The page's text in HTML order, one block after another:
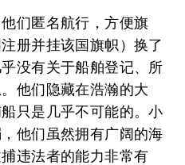
们匿名航行，方便旗
册并挂该国旗帜）换了
没有关于船舶登记、所
他们隐藏在浩瀚的大
只是几乎不可能的。小
他们虽然拥有广阔的海
违法者的能力非常有